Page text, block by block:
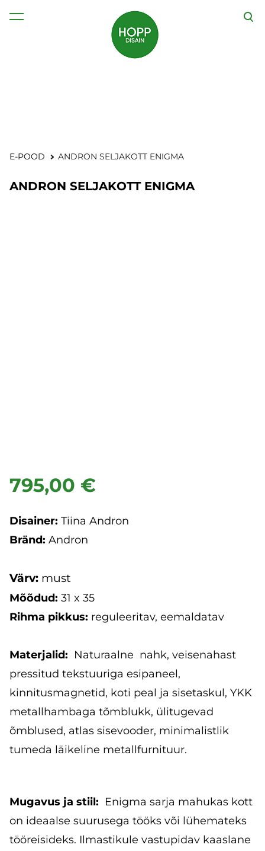
lisati ostukorvi. Vaata ostukorvi
E-POOD ANDRON SELJAKOTT ENIGMA
ANDRON SELJAKOTT ENIGMA
1 / 8
795,00 €
Disainer: Tiina Andron
Bränd: Andron
Värv: must
Mõõdud: 31 x 35
Rihma pikkus: reguleeritav, eemaldatav
Materjalid: Naturaalne nahk, veisenahast
pressitud tekstuuriga esipaneel,
kinnitusmagnetid, koti peal ja sisetaskul, YKK
metallhambaga tõmblukk, ülitugevad
õmblused, atlas sisevooder, minimalistlik
tumeda läikeline metallfurnituur.
Mugavus ja stiil: Enigma sarja mahukas kott
on ideaalse suurusega tööks või lühemateks
tööreisideks. Ilmastikule vastupidav kaaslane